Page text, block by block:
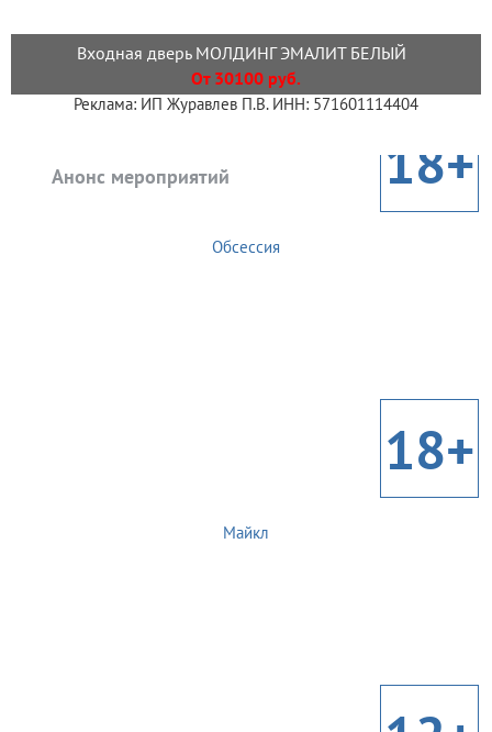
Входная дверь МОЛДИНГ ЭМАЛИТ БЕЛЫЙ
От 30100 руб.
Реклама: ИП Журавлев П.В. ИНН: 571601114404
Анонс мероприятий 18+
Обсессия
18+
Майкл